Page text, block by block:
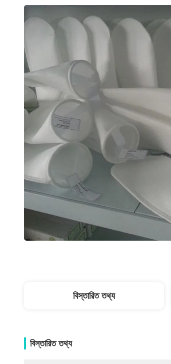
বিস্তারিত তথ্য
বিস্তারিত তথ্য